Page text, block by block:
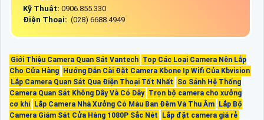
Kỹ Thuật: 0906.855.330
Điện Thoại: (028) 6688.4949
Giới Thiệu Camera Quan Sát Vantech Top Các Loại Camera Nên Lắp
Cho Cửa Hàng Hướng Dẫn Cài Đặt Camera Kbone Ip Wifi Của Kbvision
Lắp Camera Quan Sát Qua Điện Thoại Tốt Nhất
So Sánh Hệ Thống
Camera Quan Sát Không Dây Và Có Dây Trọn bộ camera cho xưởng
cơ khí Lắp Camera Nhà Xưởng Có Màu Ban Đêm Và Thu Âm Lắp Bộ
Camera Giám Sát Cửa Hàng 1080P Sắc Nét
Lắp đặt camera giá rẻ